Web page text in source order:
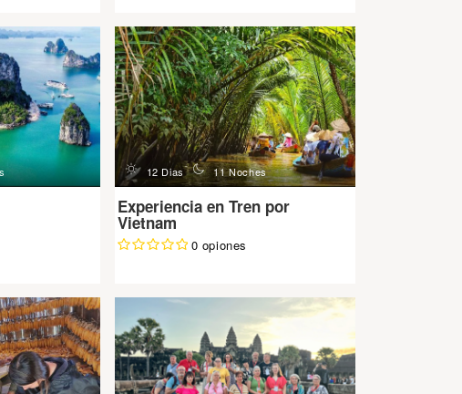
d 12 Dias n 11 Noches
Experiencia en Tren por
Vietnam
0 opiones